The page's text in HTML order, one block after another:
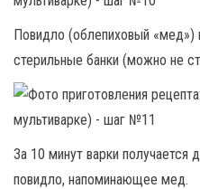
Повидло (облепиховый «мед»)
стерильные банки (можно не
За 10 минут варки получается
повидло, напоминающее мед.